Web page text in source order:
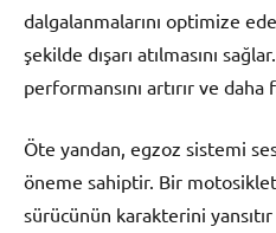
dalgalanmalarını optimize
şekilde dışarı atılmasını
performansını artırır ve
Öte yandan, egzoz sistemi
öneme sahiptir. Bir
sürücünün karakterini